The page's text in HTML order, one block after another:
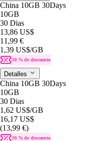
China 10GB 30Days
10GB
30 Dias
13,86 US$
11,99 €
1,39 US$/GB
10 % de descuento
Detalles
China 10GB 30Days
10GB
30 Dias
1,62 US$/GB
16,17 US$
(13,99 €)
10 % de descuento